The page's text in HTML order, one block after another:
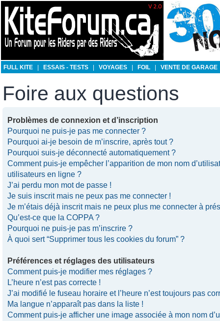
FULL KITE ESSAIS - TESTS VOYAGES FOIL VENTE DE GARAGE
Foire aux questions
Problèmes de connexion et d’inscription
Pourquoi ne puis-je pas me connecter ?
Pourquoi ai-je besoin de m’inscrire, après tout ?
Pourquoi suis-je déconnecté automatiquement ?
Comment puis-je empêcher l’apparition de mon nom
utilisateurs en ligne ?
J’ai perdu mon mot de passe !
Je suis inscrit mais ne peux pas me connecter !
Je m’étais déjà inscrit mais ne peux plus me connecter à
Qu’est-ce que la COPPA ?
Pourquoi ne puis-je pas m’inscrire ?
À quoi sert “Supprimer tous les cookies du forum” ?
Préférences et réglages des utilisateurs
Comment puis-je modifier mes réglages ?
L’heure n’est pas correcte !
J’ai modifié le fuseau horaire et l’heure n’est toujours pas
Ma langue n’apparaît pas dans la liste !
Comment puis-je afficher une image associée à mon nom